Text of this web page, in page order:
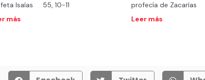
Isaías 55, 10-11
más
profecía de Zacarías
Leer más